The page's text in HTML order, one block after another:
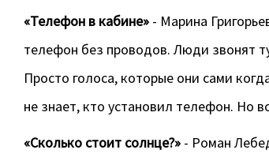
«Телефон в кабине» - Марина
телефон без проводов. Люди звонят
Просто голоса, которые они сами
не знает, кто установил телефон. Но
«Сколько стоит солнце?» - Роман